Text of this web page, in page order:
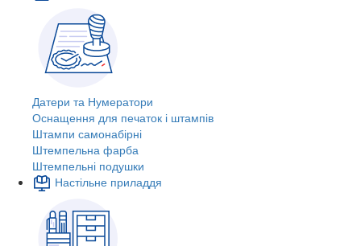
Датери та Нумератори
Оснащення для печаток і штампів
Штампи самонабірні
Штемпельна фарба
Штемпельні подушки
Настільне приладдя